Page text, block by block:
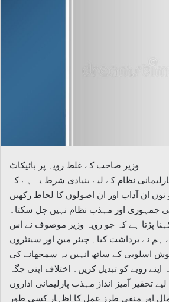
وزیر صاحب کے غلط رویہ پر بائیکاٹ
نظام کے لیے بنیادی شرط یہ ہے کہ
ان آداب اور ان اصولوں کا لحاظ رکھیں
جمہوری اور مہذب نظام نہیں چل سکتا۔
پڑتا ہے کہ جو رویہ وزیر موصوف نے اس
ہم نے برداشت کیا۔ چیئر مین اور سینٹروں
کے ساتھ انہیں یہ سمجھانے کی
رویے کو تبدیل کریں۔ اختلاف اپنی جگہ
تحقیر آمیز انداز مہذب پارلیمانی اداروں
اور منفی طرز عمل کا اظہار کسی طور